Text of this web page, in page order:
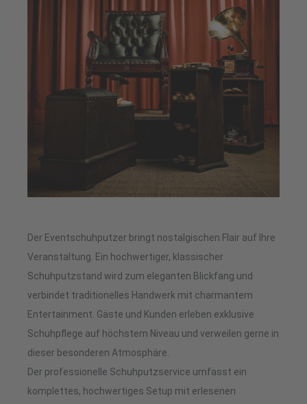
Der Eventschuhputzer bringt nostalgischen Flair auf Ihre
Veranstaltung. Ein hochwertiger, klassischer
Schuhputzstand wird zum eleganten Blickfang und
verbindet traditionelles Handwerk mit charmantem
Entertainment. Gäste und Kunden erleben exklusive
Schuhpflege auf höchstem Niveau und verweilen gerne in
dieser besonderen Atmosphäre.
Der professionelle Schuhputzservice umfasst ein
komplettes, hochwertiges Setup mit erlesenen